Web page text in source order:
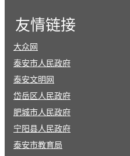
友情链接
大众网
泰安市人民政府
泰安文明网
岱岳区人民政府
肥城市人民政府
宁阳县人民政府
泰安市教育局